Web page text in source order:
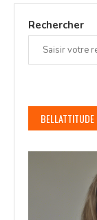
Rechercher
BELLATTITUDE